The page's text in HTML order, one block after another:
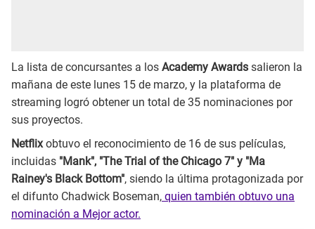
La lista de concursantes a los Academy Awards salieron la
mañana de este lunes 15 de marzo, y la plataforma de
streaming logró obtener un total de 35 nominaciones por
sus proyectos.
Netflixobtuvo el reconocimiento de 16 de sus películas,
incluidas "Mank", "The Trial of the Chicago 7" y "Ma
Rainey's Black Bottom", siendo la última protagonizada por
el difunto Chadwick Boseman, quien también obtuvo una
nominación a Mejor actor.